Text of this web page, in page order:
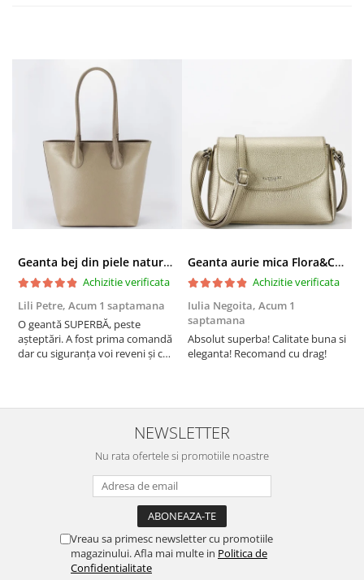
Geanta bej din piele naturala 8966 123
Achizitie verificata
Lili Petre, Acum 1 saptamana
O geantă SUPERBĂ, peste
așteptări. A fost prima comandă
dar cu siguranța voi reveni și cu
doua zi). RECOMAND SOFILINE!!!
Geanta aurie mica Flora&CO Paris H6930 16
Achizitie verificata
Iulia Negoita, Acum 1
saptamana
Absolut superba! Calitate buna si
eleganta! Recomand cu drag!
NEWSLETTER
Nu rata ofertele si promotiile noastre
Vreau sa primesc newsletter cu promotiile
magazinului. Afla mai multe in Politica de
Confidentialitate